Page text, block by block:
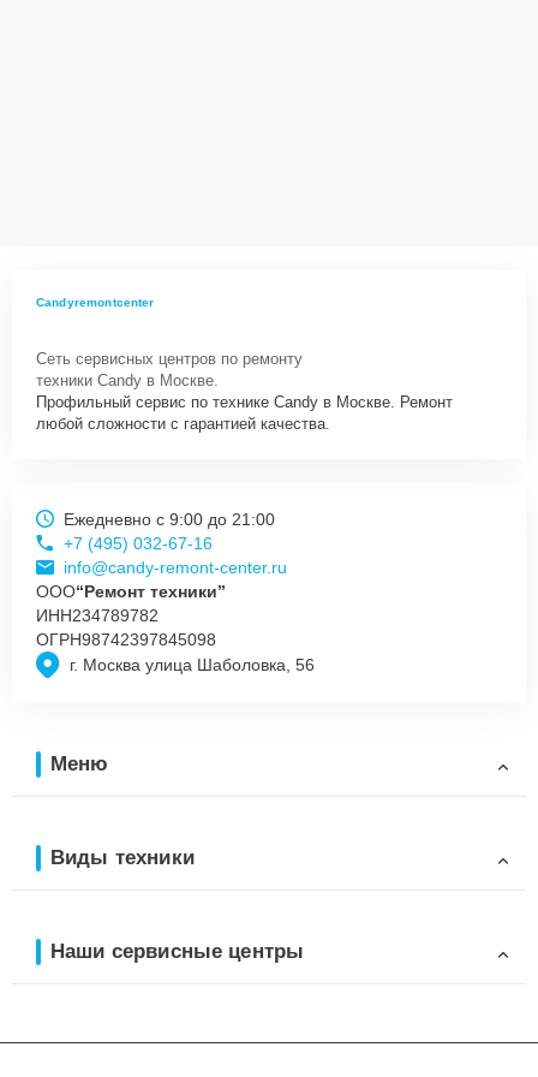
Candyremontcenter
Сеть сервисных центров по ремонту
техники Candy в Москве.
Профильный сервис по технике Candy в Москве. Ремонт
любой сложности с гарантией качества.
г. Москва улица Шаболовка, 56
Ежедневно с 9:00 до 21:00
+7 (495) 032-67-16
info@candy-remont-center.ru
ООО“Ремонт техники”
ИНН234789782
ОГРН98742397845098
Меню
Виды техники
Наши сервисные центры